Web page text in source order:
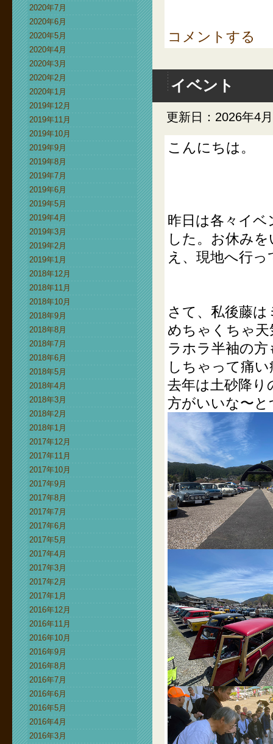
2020年7月
2020年6月
2020年5月
2020年4月
2020年3月
2020年2月
2020年1月
2019年12月
2019年11月
2019年10月
2019年9月
2019年8月
2019年7月
2019年6月
2019年5月
2019年4月
2019年3月
2019年2月
2019年1月
2018年12月
2018年11月
2018年10月
2018年9月
2018年8月
2018年7月
2018年6月
2018年5月
2018年4月
2018年3月
2018年2月
2018年1月
2017年12月
2017年11月
2017年10月
2017年9月
2017年8月
2017年7月
2017年6月
2017年5月
2017年4月
2017年3月
2017年2月
2017年1月
2016年12月
2016年11月
2016年10月
2016年9月
2016年8月
2016年7月
2016年6月
2016年5月
2016年4月
2016年3月
コメントする
イベント
更新日：2026年4
こんにちは。
昨日は各々イ
した。お休み
え、現地へ行
さて、私後藤
めちゃくちゃ
ラホラ半袖の
しちゃって痛
去年は土砂降
方がいいな〜